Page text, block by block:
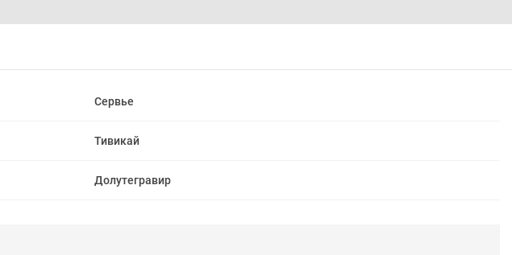
Сервье
Тивикай
Долутегравир